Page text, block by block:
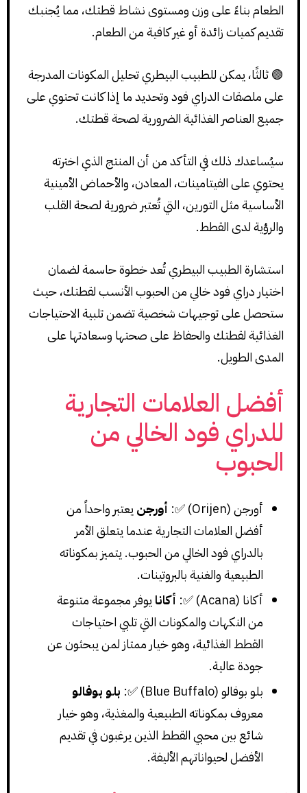
الطعام بناءً على وزن ومستوى نشاط قطتك، مما يُجنبك
تقديم كميات زائدة أو غير كافية من الطعام.
🟢 ثالثًا، يمكن للطبيب البيطري تحليل المكونات المدرجة
على ملصقات الدراي فود وتحديد ما إذا كانت تحتوي على
جميع العناصر الغذائية الضرورية لصحة قطتك.
سيُساعدك ذلك في التأكد من أن المنتج الذي اخترته
يحتوي على الفيتامينات، المعادن، والأحماض الأمينية
الأساسية مثل التورين، التي تُعتبر ضرورية لصحة القلب
والرؤية لدى القطط.
استشارة الطبيب البيطري تُعد خطوة حاسمة لضمان
اختيار دراي فود خالي من الحبوب الأنسب لقطتك، حيث
ستحصل على توجيهات شخصية تضمن تلبية الاحتياجات
الغذائية لقطتك والحفاظ على صحتها وسعادتها على
المدى الطويل.
أفضل العلامات التجارية
للدراي فود الخالي من
الحبوب
أورجن (Orijen) ✅: أورجن يعتبر واحداً من
أفضل العلامات التجارية عندما يتعلق الأمر
بالدراي فود الخالي من الحبوب. يتميز بمكوناته
الطبيعية والغنية بالبروتينات.
أكانا (Acana) ✅:
أكانا يوفر مجموعة متنوعة
من النكهات والمكونات التي تلبي احتياجات
القطط الغذائية، وهو خيار ممتاز لمن يبحثون عن
جودة عالية.
بلو بوفالو (Blue Buffalo) ✅:
بلو بوفالو
معروف بمكوناته الطبيعية والمغذية، وهو خيار
شائع بين محبي القطط الذين يرغبون في تقديم
الأفضل لحيواناتهم الأليفة.